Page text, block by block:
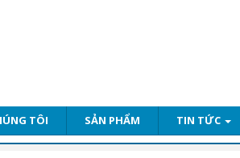
TÔI SẢN PHẨM TIN TỨC